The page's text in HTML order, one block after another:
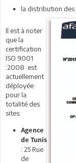
la distribution des
Il est à noter
que la
certification
ISO 9001
:2008 est
actuellement
déployée
pour la
totalité des
sites:
Agence
de Tunis
: 25 Rue
de